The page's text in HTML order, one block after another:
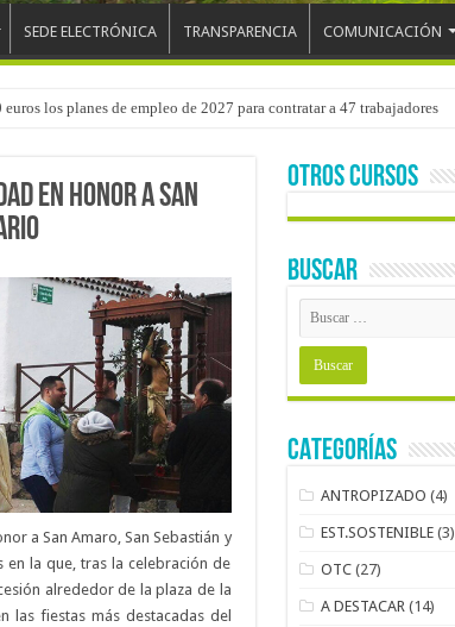
SEDE ELECTRÓNICA TRANSPARENCIA COMUNICACIÓN
los planes de empleo de 2027 para contratar a 47 trabajadores
en honor a San
a San Amaro, San Sebastián y
en la que, tras la celebración de
alrededor de la plaza de la
las fiestas más destacadas del
OTROS CURSOS
BUSCAR
CATEGORÍAS
ANTROPIZADO (4)
EST.SOSTENIBLE (3)
OTC (27)
A DESTACAR (14)